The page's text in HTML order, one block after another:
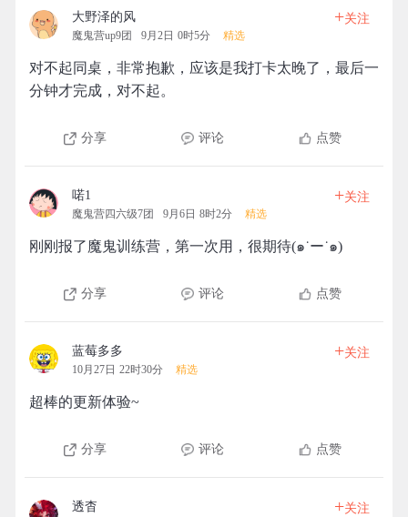
大野泽的风
魔鬼营up9团 9月2日 0时5分 精选
+关注
对不起同桌，非常抱歉，应该是我打卡太晚了，最后一
分钟才完成，对不起。
分享 评论 点赞
喏1
魔鬼营四六级7团 9月6日 8时2分 精选
+关注
刚刚报了魔鬼训练营，第一次用，很期待(๑˙ー˙๑)
分享 评论 点赞
蓝莓多多
10月27日 22时30分 精选
+关注
超棒的更新体验~
分享 评论 点赞
透杳 +关注